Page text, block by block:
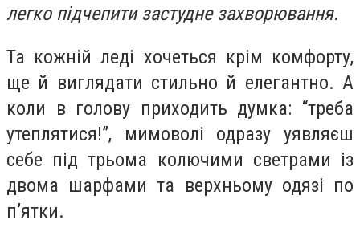
легко підчепити застудне захворювання.
Та кожній леді хочеться крім комфорту,
ще й виглядати стильно й елегантно. А
коли в голову приходить думка: “треба
утеплятися!”, мимоволі одразу уявляєш
себе під трьома колючими светрами із
двома шарфами та верхньому одязі по
п’ятки.